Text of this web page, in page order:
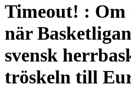
Timeout! : Om
när
svensk
tröskeln till